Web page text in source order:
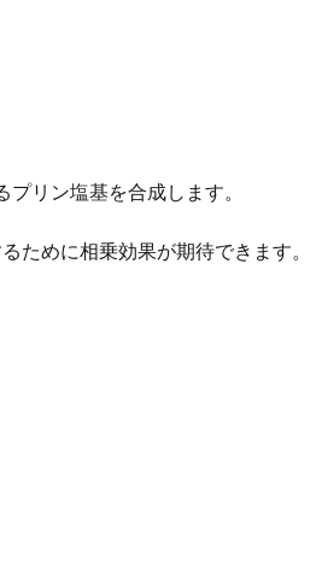
リン塩基を合成します。
ために相乗効果が期待できます。